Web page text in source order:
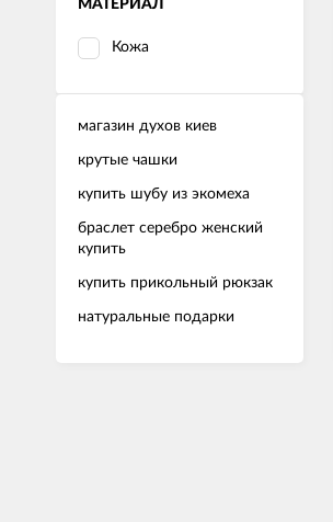
МАТЕРИАЛ
Кожа
магазин духов киев
крутые чашки
купить шубу из экомеха
браслет серебро женский
купить
купить прикольный рюкзак
натуральные подарки